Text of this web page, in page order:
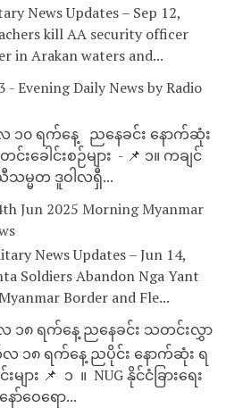
News Updates – Sep 12,
kill AA security officer
in Arakan waters and...
- Evening Daily News by Radio
၁၀ ရက်နေ့ ညနေခင်း နောက်ဆုံး
ခေါင်းစဉ်များ - 📌 ၁။ ကချင်
မ္မတ ဒူဝါလရှီ...
Jun 2025 Morning Myanmar
News Updates – Jun 14,
Soldiers Abandon Nga Yant
Border and Fle...
၁၈ ရက်နေ့ ညနေခင်း သတင်းလွှာ
၁၈ ရက်နေ့ ညပိုင်း နောက်ဆုံး ရ
ား 📌 ⁨⁨⁨⁨ ၁ ⁨ ။ ⁨ NUG နိုင်ငံခြားရေး
ာ်ဝေရော...